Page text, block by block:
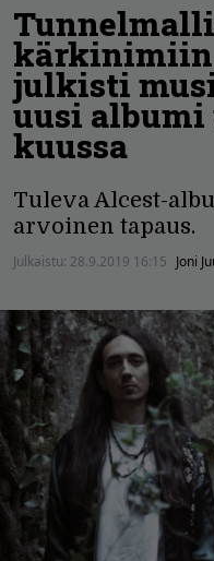
kärkinimiin
julkisti
uusi albumi
kuussa
Tuleva Alcest-
arvoinen tapaus.
Julkaistu: 28.9.2019 16:15 Joni